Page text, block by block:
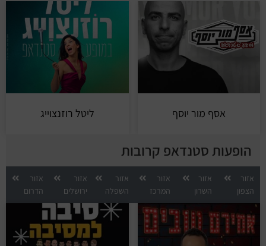
אסף מור יוסף ליטל רוזנצוייג
הופעות סטנדאפ קרובות
אזור
הצפון
אזור
השרון
אזור
המרכז
אזור
השפלה
אזור
ירושלים
אזור
הדרום